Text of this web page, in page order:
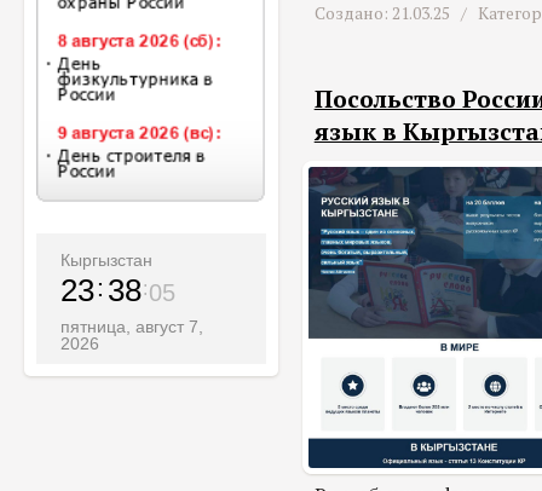
Кыргызстан
23 38 07
пятница, август 7,
2026
Создано: 21.03.25 /
Посольство
язык в